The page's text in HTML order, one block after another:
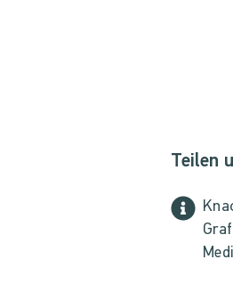
Teilen